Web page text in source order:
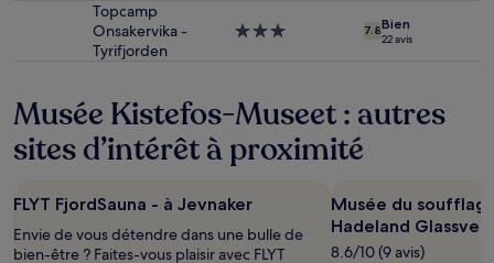
conditions
supplémentaires
Topcamp
Onsakervika -
Tyrifjorden
Hébergement
7.8Bien
22 avis
Musée Kistefos-Museet : autres
sites d’intérêt à proximité
FLYT FjordSauna - à Jevnaker
Envie de vous détendre dans une bulle de
bien-être ? Faites-vous plaisir avec FLYT
Musée du
Hadeland Glassverk
8.6/10 (9 avis)